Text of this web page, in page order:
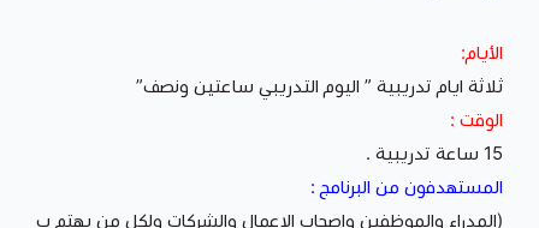
الأيام:
ثلاثة ايام تدريبية ” اليوم التدريبي ساعتين ونصف”
الوقت :
15 ساعة تدريبية .
المستهدفون من البرنامج :
(المدراء والموظفين واصحاب الاعمال والشركات ولكل من يهتم ب